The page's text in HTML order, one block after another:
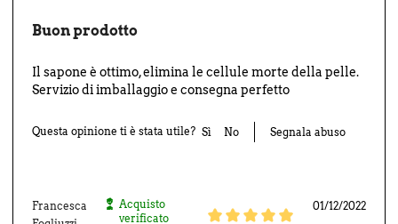
Buon prodotto
Il sapone è ottimo, elimina le cellule morte della pelle.
Servizio di imballaggio e consegna perfetto
Questa opinione ti è stata utile? Sì No Segnala abuso
Francesca
Acquisto
verificato
01/12/2022